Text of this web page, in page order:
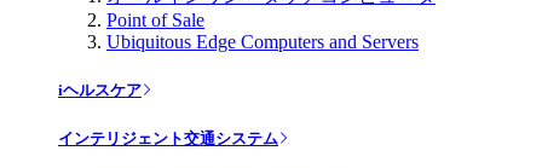
Point of Sale
Ubiquitous Edge Computers and Servers
iヘルスケア
インテリジェント交通システム